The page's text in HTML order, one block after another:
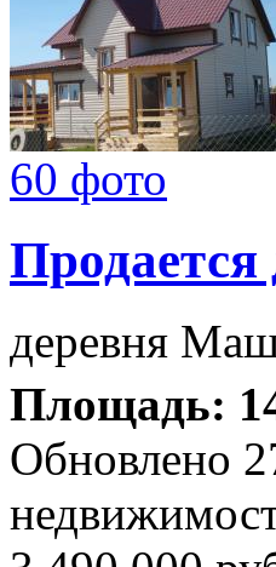
60 фото
Продается
деревня
Площадь:
Обновлено